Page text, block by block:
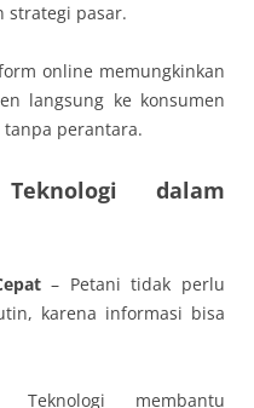
strategi pasar.
online memungkinkan
langsung ke konsumen
perantara.
dalam
– Petani tidak perlu
karena informasi bisa
membantu